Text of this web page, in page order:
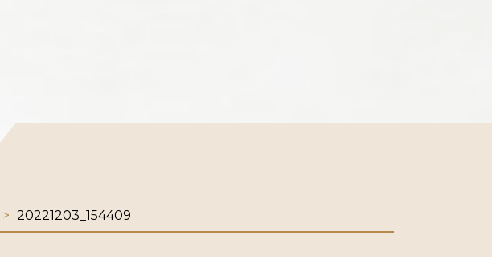
20221203_154409